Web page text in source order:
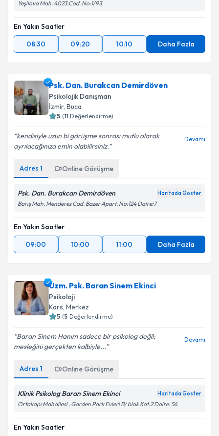
Yeşilova Mah. 4023.Cad. No:1/93
En Yakın Saatler
08:30
09:20 10:10 Daha Fazla
Psk. Dan. Burakcan Demirdöven
Psikolojik Danışman
İzmir, Buca
5 (11 Değerlendirme)
kendisiyle uzun bi görüşme sonrası mutlu olarak
ayrılacağınıza emin olabilirsiniz.
Devamı
Adres 1 Online Görüşme
Psk. Dan. Burakcan Demirdöven Haritada Göster
Barış Mah. Menderes Cad. Bazer Apart. No:124 Daire:7
En Yakın Saatler
09:00
10:00 11:00 Daha Fazla
Uzm. Psk. Baran Sinem Ekinci
Psikoloji
Kars, Merkez
5 (5 Değerlendirme)
Baran Sinem Hanım sadece bir psikolog değil;
mesleğini gerçekten kalbiyle...
Devamı
Adres 1 Online Görüşme
Klinik Psikolog Baran Sinem Ekinci Haritada Göster
Ortakapı Mahallesi , Garden Park Evleri B/ blok Kat:2 Daire: 56
En Yakın Saatler